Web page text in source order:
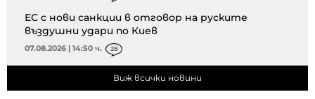
ЕС с нови санкции в отговор на руските
въздушни удари по Киев
07.08.2026 | 14:50 ч. 28
Виж всички новини